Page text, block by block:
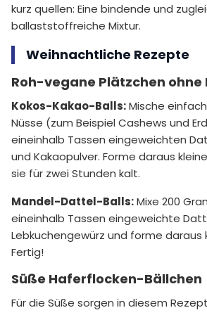
kurz quellen: Eine bindende und
ballaststoffreiche Mixtur.
Weihnachtliche Rezepte
Roh-vegane Plätzchen ohne
Kokos-Kakao-Balls:Mische
Nüsse (zum Beispiel Cashews und
eineinhalb Tassen eingeweichten
und Kakaopulver. Forme daraus
sie für zwei Stunden kalt.
Mandel-Dattel-Balls:Mixe 200
eineinhalb Tassen eingeweichte
Lebkuchengewürz und forme daraus
Fertig!
Süße Haferflocken-Bällchen
Für die Süße sorgen in diesem